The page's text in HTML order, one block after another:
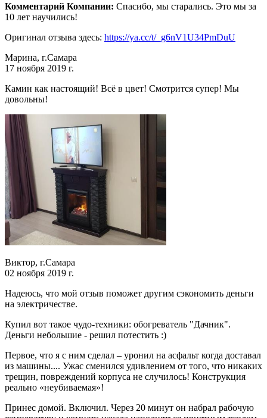
Комментарий Компании: Спасибо, мы старались. Это мы за
10 лет научились!
Оригинал отзыва здесь: https://ya.cc/t/_g6nV1U34PmDuU
Марина, г.Самара
17 ноября 2019 г.
Камин как настоящий! Всё в цвет! Смотрится супер! Мы
довольны!
Виктор, г.Самара
02 ноября 2019 г.
Надеюсь, что мой отзыв поможет другим сэкономить деньги
на электричестве.
Купил вот такое чудо-техники: обогреватель "Дачник".
Деньги небольшие - решил потестить :)
Первое, что я с ним сделал – уронил на асфальт когда доставал
из машины.... Ужас сменился удивлением от того, что никаких
трещин, повреждений корпуса не случилось! Конструкция
реально «неубиваемая»!
Принес домой. Включил. Через 20 минут он набрал рабочую